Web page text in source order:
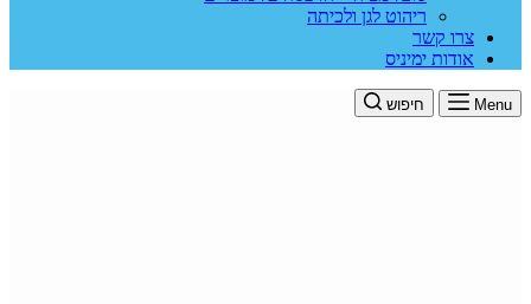
ריהוט לגן ולכיתה
צרו קשר
אודות ימיניס
Menu חיפוש